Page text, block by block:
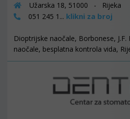
Užarska 18, 51000 - Rijeka
051 245 1... klikni za broj
Dioptrijske naočale, Borbonese, J.F.
naočale, besplatna kontrola vida,